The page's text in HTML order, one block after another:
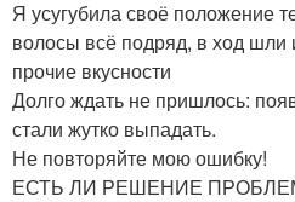
Я усугубила своё положение
волосы всё подряд, в ход шли
прочие вкусности
Долго ждать не пришлось:
стали жутко выпадать.
Не повторяйте мою ошибку!
ЕСТЬ ЛИ РЕШЕНИЕ